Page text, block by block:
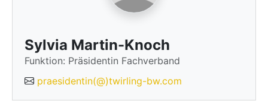
Sylvia Martin-Knoch
Funktion: Präsidentin Fachverband
praesidentin(@)twirling-bw.com